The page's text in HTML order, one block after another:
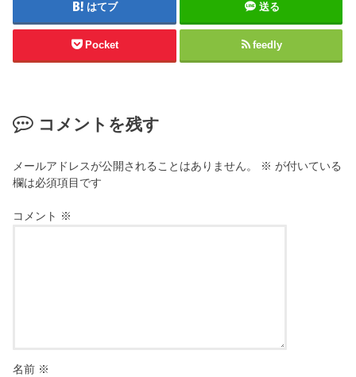
はてブ 送る
Pocket feedly
コメントを残す
メールアドレスが公開されることはありません。 ※ が付いている
欄は必須項目です
コメント ※
名前 ※